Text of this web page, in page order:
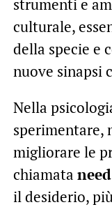
culturale,
della specie e
nuove sinapsi
Nella
sperimentare,
migliorare le
chiamata
il desiderio,